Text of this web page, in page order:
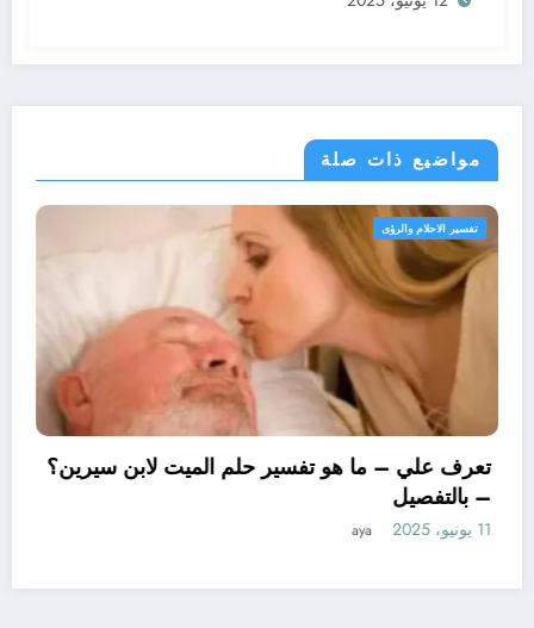
مواضيع ذات صلة
تعرف علي – ما هو
ابن سيرين لتفسير حلم